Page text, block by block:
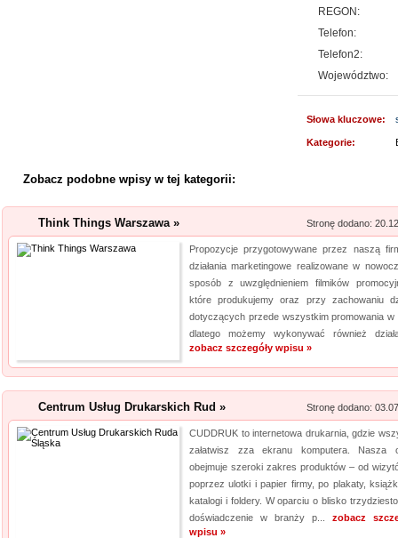
Lema24.pl -
Sklep lema24. pl funkcjonuje
innych rodzajów odzieży.
znajdzie dla siebie
odwiedzić każdy, kogo
środowisku pracy i nie tylko.
aparaturę oraz wiedzę, by
elektro...
Szpital Specjalista
Szpital Specjalista, to
poradnie, jak i oddział
także laserowe usuwanie
laserowa jest powszechna.
Kalendarz
Szukasz przykuwających
mysz? Niezwłocznie
myszki dla graczy, a jeżeli
REGON:
Telefon:
Telefon2:
Województwo:
Słowa kluczowe:
Kategorie:
Zobacz podobne wpisy w tej kategorii:
Think Things Warszawa » Stronę dodano:
Propozycje przygotowywane przez naszą
działania marketingowe realizowane w
sposób z uwzględnieniem filmików
które produkujemy oraz przy zachowaniu
dotyczących przede wszystkim promowania w
dlatego możemy wykonywać również
zobacz szczegóły wpisu »
Centrum Usług Drukarskich Rud » Stronę dodano:
CUDDRUK to internetowa drukarnia, gdzie
załatwisz zza ekranu komputera. Nasza
obejmuje szeroki zakres produktów – od
poprzez ulotki i papier firmy, po plakaty,
katalogi i foldery. W oparciu o blisko
doświadczenie w branży p... zobacz
wpisu »